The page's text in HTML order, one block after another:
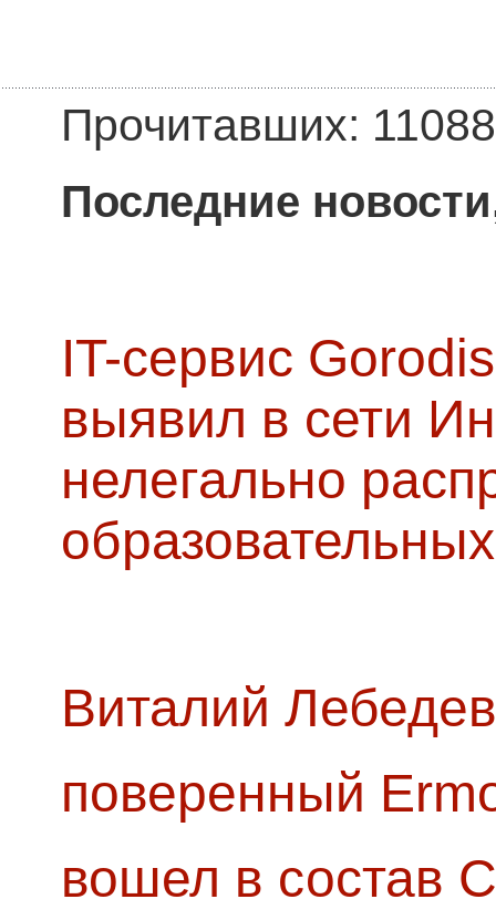
Прочитавших: 11088
Последние
IT-сервис
выявил в сети
нелегально
Виталий
поверенный
вошел в состав